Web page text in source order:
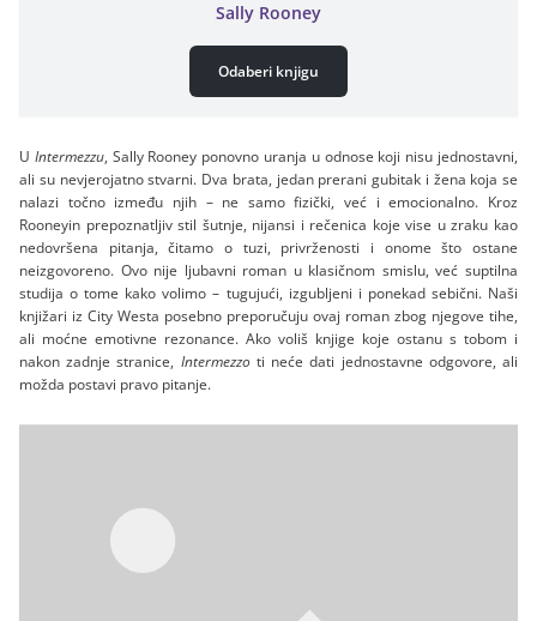
Sally Rooney
Odaberi knjigu
U Intermezzu, Sally Rooney ponovno uranja u odnose koji nisu jednostavni,
ali su nevjerojatno stvarni. Dva brata, jedan prerani gubitak i žena koja se
nalazi točno između njih – ne samo fizički, već i emocionalno. Kroz
Rooneyin prepoznatljiv stil šutnje, nijansi i rečenica koje vise u zraku kao
nedovršena pitanja, čitamo o tuzi, privrženosti i onome što ostane
neizgovoreno. Ovo nije ljubavni roman u klasičnom smislu, već suptilna
studija o tome kako volimo – tugujući, izgubljeni i ponekad sebični. Naši
knjižari iz City Westa posebno preporučuju ovaj roman zbog njegove tihe,
ali moćne emotivne rezonance. Ako voliš knjige koje ostanu s tobom i
nakon zadnje stranice, Intermezzoti neće dati jednostavne odgovore, ali
možda postavi pravo pitanje.